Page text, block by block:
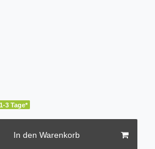
3 Tage*
In den Warenkorb